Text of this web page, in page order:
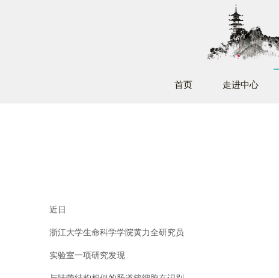
首页 走进中心
近日
浙江大学生命科学学院黄力全研究员
实验室一项研究发现